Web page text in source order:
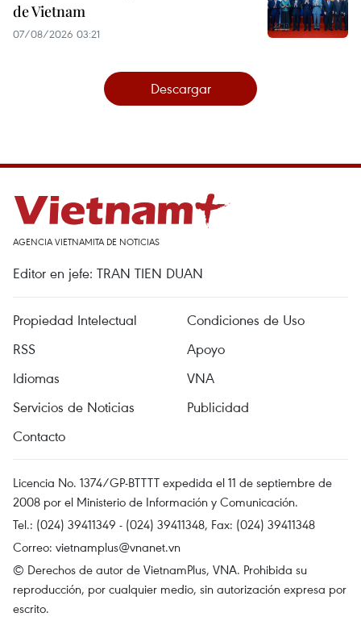
de Vietnam
07/08/2026 03:21
Descargar
AGENCIA VIETNAMITA DE NOTICIAS
Editor en jefe: TRAN TIEN DUAN
Propiedad Intelectual
Condiciones de Uso
RSS
Apoyo
Idiomas
VNA
Servicios de Noticias
Publicidad
Contacto
Licencia No. 1374/GP-BTTTT expedida el 11 de septiembre de
2008 por el Ministerio de Información y Comunicación.
Tel.: (024) 39411349 - (024) 39411348, Fax: (024) 39411348
Correo: vietnamplus@vnanet.vn
© Derechos de autor de VietnamPlus, VNA. Prohibida su
reproducción, por cualquier medio, sin autorización expresa por
escrito.